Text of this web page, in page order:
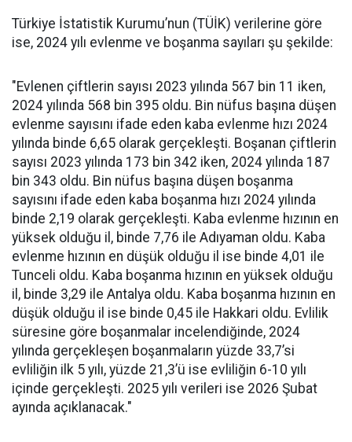
Türkiye İstatistik Kurumu’nun (TÜİK) verilerine göre
ise, 2024 yılı evlenme ve boşanma sayıları şu şekilde:
"Evlenen çiftlerin sayısı 2023 yılında 567 bin 11 iken,
2024 yılında 568 bin 395 oldu. Bin nüfus başına düşen
evlenme sayısını ifade eden kaba evlenme hızı 2024
yılında binde 6,65 olarak gerçekleşti. Boşanan çiftlerin
sayısı 2023 yılında 173 bin 342 iken, 2024 yılında 187
bin 343 oldu. Bin nüfus başına düşen boşanma
sayısını ifade eden kaba boşanma hızı 2024 yılında
binde 2,19 olarak gerçekleşti. Kaba evlenme hızının en
yüksek olduğu il, binde 7,76 ile Adıyaman oldu. Kaba
evlenme hızının en düşük olduğu il ise binde 4,01 ile
Tunceli oldu. Kaba boşanma hızının en yüksek olduğu
il, binde 3,29 ile Antalya oldu. Kaba boşanma hızının en
düşük olduğu il ise binde 0,45 ile Hakkari oldu. Evlilik
süresine göre boşanmalar incelendiğinde, 2024
yılında gerçekleşen boşanmaların yüzde 33,7’si
evliliğin ilk 5 yılı, yüzde 21,3’ü ise evliliğin 6-10 yılı
içinde gerçekleşti. 2025 yılı verileri ise 2026 Şubat
ayında açıklanacak."